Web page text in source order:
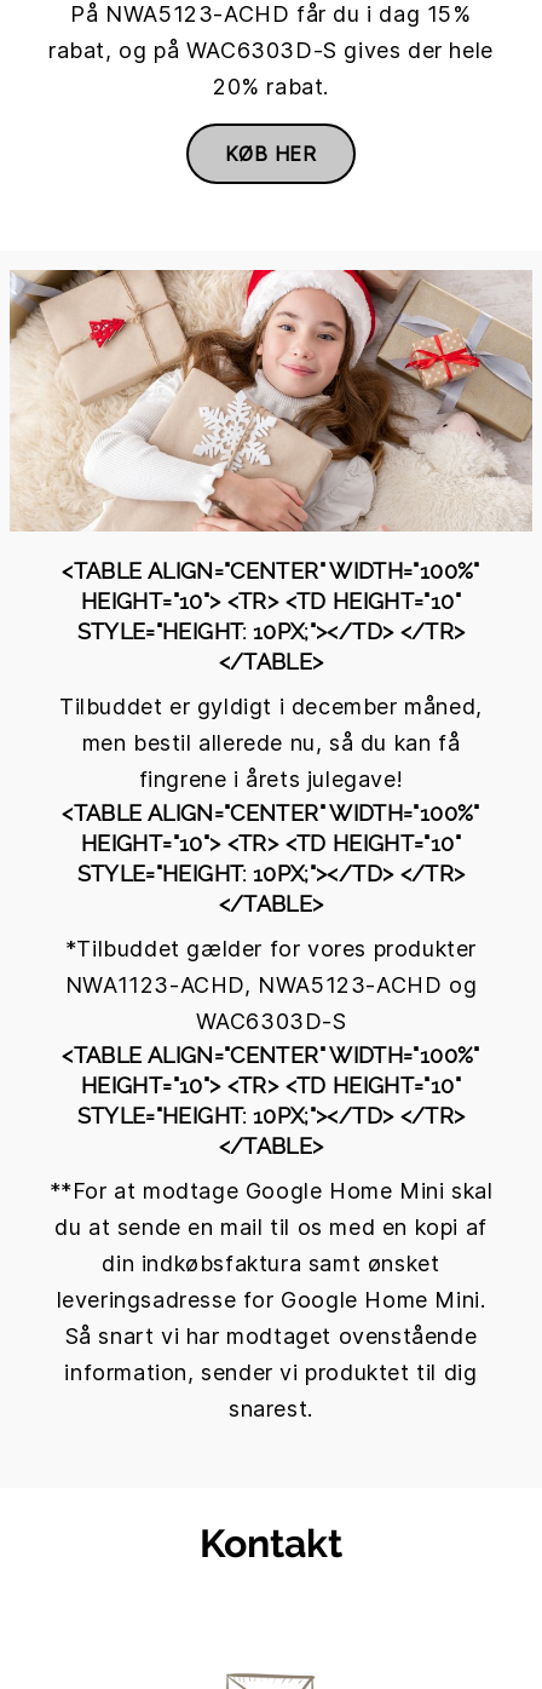
På NWA5123-ACHD får du i dag 15%
rabat, og på WAC6303D-S gives der hele
20% rabat.
KØB HER
<TABLE ALIGN="CENTER" WIDTH="100%"
HEIGHT="10"> <TR> <TD HEIGHT="10"
STYLE="HEIGHT: 10PX;"></TD> </TR>
</TABLE>
Tilbuddet er gyldigt i december måned,
men bestil allerede nu, så du kan få
fingrene i årets julegave!
<TABLE ALIGN="CENTER" WIDTH="100%"
HEIGHT="10"> <TR> <TD HEIGHT="10"
STYLE="HEIGHT: 10PX;"></TD> </TR>
</TABLE>
*Tilbuddet gælder for vores produkter
NWA1123-ACHD, NWA5123-ACHD og
WAC6303D-S
<TABLE ALIGN="CENTER" WIDTH="100%"
HEIGHT="10"> <TR> <TD HEIGHT="10"
STYLE="HEIGHT: 10PX;"></TD> </TR>
</TABLE>
**For at modtage Google Home Mini skal
du at sende en mail til os med en kopi af
din indkøbsfaktura samt ønsket
leveringsadresse for Google Home Mini.
Så snart vi har modtaget ovenstående
information, sender vi produktet til dig
snarest.
Kontakt